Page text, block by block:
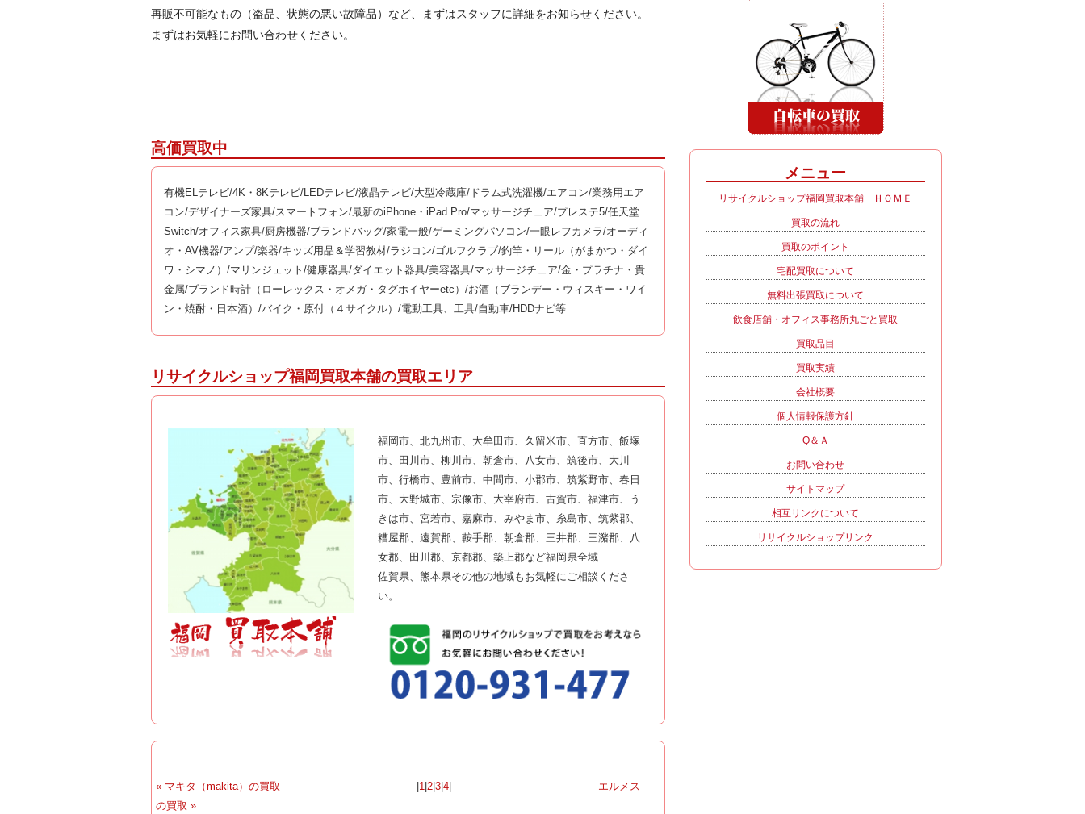
再販不可能なもの（盗品、状態の悪い故障品）など、まずはスタッフに詳細をお知らせください。
まずはお気軽にお問い合わせください。
高価買取中
有機ELテレビ/4K・8Kテレビ/LEDテレビ/液晶テレビ/大型冷蔵庫/ドラム式洗濯機/エアコン/業務用エア
コン/デザイナーズ家具/スマートフォン/最新のiPhone・iPad Pro/マッサージチェア/プレステ5/任天堂
Switch/オフィス家具/厨房機器/ブランドバッグ/家電一般/ゲーミングパソコン/一眼レフカメラ/オーディ
オ・AV機器/アンプ/楽器/キッズ用品＆学習教材/ラジコン/ゴルフクラブ/釣竿・リール（がまかつ・ダイ
ワ・シマノ）/マリンジェット/健康器具/ダイエット器具/美容器具/マッサージチェア/金・プラチナ・貴
金属/ブランド時計（ローレックス・オメガ・タグホイヤーetc）/お酒（ブランデー・ウィスキー・ワイ
ン・焼酎・日本酒）/バイク・原付（４サイクル）/電動工具、工具/自動車/HDDナビ等
リサイクルショップ福岡買取本舗の買取エリア
福岡市、北九州市、大牟田市、久留米市、直方市、飯塚
市、田川市、柳川市、朝倉市、八女市、筑後市、大川
市、行橋市、豊前市、中間市、小郡市、筑紫野市、春日
市、大野城市、宗像市、大宰府市、古賀市、福津市、う
きは市、宮若市、嘉麻市、みやま市、糸島市、筑紫郡、
糟屋郡、遠賀郡、鞍手郡、朝倉郡、三井郡、三潴郡、八
女郡、田川郡、京都郡、築上郡など福岡県全域
佐賀県、熊本県その他の地域もお気軽にご相談くださ
い。
« マキタ（makita）の買取 |1 |2|3|4| エルメス
の買取 »
メニュー
リサイクルショップ福岡買取本舗 ＨＯＭＥ
買取の流れ
買取のポイント
宅配買取について
無料出張買取について
飲食店舗・オフィス事務所丸ごと買取
買取品目
買取実績
会社概要
個人情報保護方針
Q＆Ａ
お問い合わせ
サイトマップ
相互リンクについて
リサイクルショップリンク